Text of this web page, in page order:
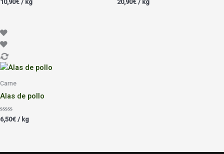
con
10,90€ / kg
con
20,90€ / kg
Carne
Alas de pollo
Valorado
con
6,50€ / kg